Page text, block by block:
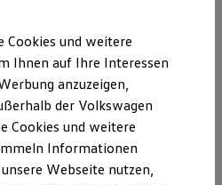
Tourer
Cross
ID. Modelle
im Winter
AG
gezeigten Fahrzeuge und
einzelnen Details vom aktuellen
abweichen. Abgebildet sind
der Fahrzeuge gegen
Cookies und weitere
Ihnen auf Ihre Interessen
anzuzeigen,
der Volkswagen
Cookies und weitere
Informationen
Webseite nutzen,